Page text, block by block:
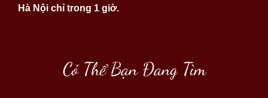
Hà Nội chỉ trong 1 giờ.
Có Thể Bạn Đang Tìm